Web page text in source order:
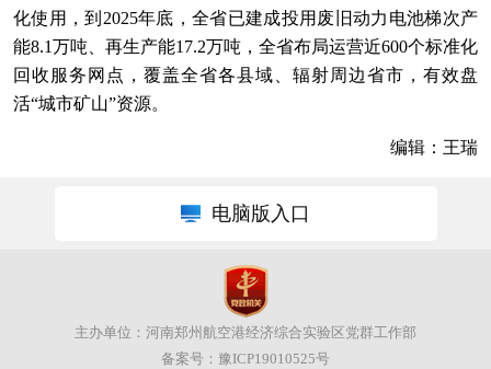
化使用，到2025年底，全省已建成投用废旧动力电池梯次产
能8.1万吨、再生产能17.2万吨，全省布局运营近600个标准化
回收服务网点，覆盖全省各县域、辐射周边省市，有效盘
活“城市矿山”资源。
编辑：王瑞
电脑版入口
主办单位：河南郑州航空港经济综合实验区党群工作部
备案号： 豫ICP19010525号